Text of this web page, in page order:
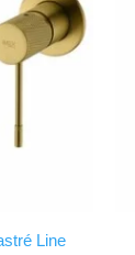
Line